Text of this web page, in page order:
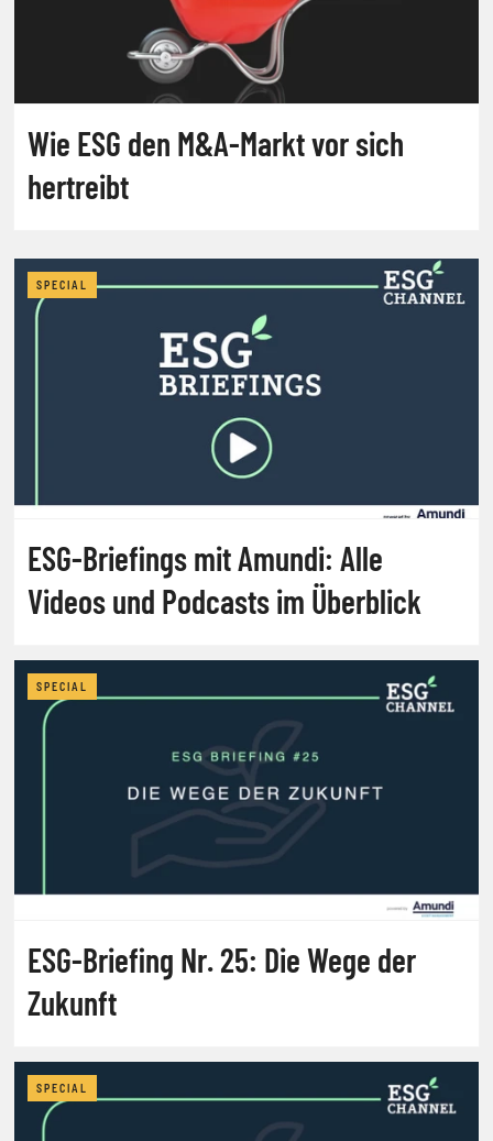
Wie ESG den M&A-Markt vor sich
hertreibt
SPECIAL
ESG-Briefings mit Amundi: Alle
Videos und Podcasts im Überblick
SPECIAL
ESG-Briefing Nr. 25: Die Wege der
Zukunft
SPECIAL